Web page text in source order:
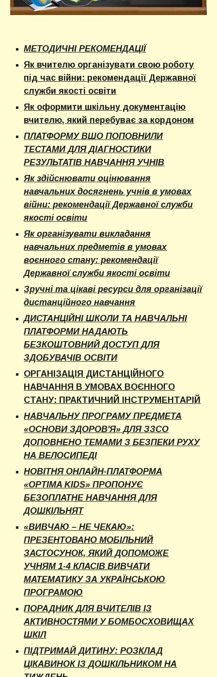
МЕТОДИЧНІ РЕКОМЕНДАЦІЇ
Як вчителю організувати свою роботу
під час війни: рекомендації Державної
служби якості освіти
Як оформити шкільну документацію
вчителю, який перебуває за кордоном
ПЛАТФОРМУ ВШО ПОПОВНИЛИ
ТЕСТАМИ ДЛЯ ДІАГНОСТИКИ
РЕЗУЛЬТАТІВ НАВЧАННЯ УЧНІВ
Як здійснювати оцінювання
навчальних досягнень учнів в умовах
війни: рекомендації Державної служби
якості освіти
Як організувати викладання
навчальних предметів в умовах
воєнного стану: рекомендації
Державної служби якості освіти
Зручні та цікаві ресурси для організації
дистанційного навчання
ДИСТАНЦІЙНІ ШКОЛИ ТА НАВЧАЛЬНІ
ПЛАТФОРМИ НАДАЮТЬ
БЕЗКОШТОВНИЙ ДОСТУП ДЛЯ
ЗДОБУВАЧІВ ОСВІТИ
ОРГАНІЗАЦІЯ ДИСТАНЦІЙНОГО
НАВЧАННЯ В УМОВАХ ВОЄННОГО
СТАНУ: ПРАКТИЧНИЙ ІНСТРУМЕНТАРІЙ
НАВЧАЛЬНУ ПРОГРАМУ ПРЕДМЕТА
«ОСНОВИ ЗДОРОВ'Я» ДЛЯ ЗЗСО
ДОПОВНЕНО ТЕМАМИ З БЕЗПЕКИ РУХУ
НА ВЕЛОСИПЕДІ
НОВІТНЯ ОНЛАЙН-ПЛАТФОРМА
«OPTIMA KIDS» ПРОПОНУЄ
БЕЗОПЛАТНЕ НАВЧАННЯ ДЛЯ
ДОШКІЛЬНЯТ
«ВИВЧАЮ – НЕ ЧЕКАЮ»:
ПРЕЗЕНТОВАНО МОБІЛЬНИЙ
ЗАСТОСУНОК, ЯКИЙ ДОПОМОЖЕ
УЧНЯМ 1-4 КЛАСІВ ВИВЧАТИ
МАТЕМАТИКУ ЗА УКРАЇНСЬКОЮ
ПРОГРАМОЮ
ПОРАДНИК ДЛЯ ВЧИТЕЛІВ ІЗ
АКТИВНОСТЯМИ У БОМБОСХОВИЩАХ
ШКІЛ
ПІДТРИМАЙ ДИТИНУ: РОЗКЛАД
ЦІКАВИНОК ІЗ ДОШКІЛЬНИКОМ НА